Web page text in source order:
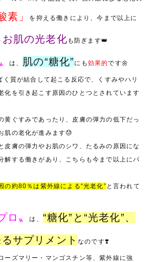
素」 を抑える働きにより、今まで以上に
肌の光老化 も防ぎます👑
は、 肌の“糖化” にも 効果的です🌼
く質が結合して起こる反応で、
くすみやハリ
化を引き起こす原因のひとつとされています
黄ぐすみであったり、皮膚の弾力の低下だっ
肌の老化が進みます😓
皮膚の弾力やお肌のシワ、たるみの原因にな
解する働きがあり、こちらも今まで以上にパ
の約80 ％は紫外線による“光老化” と言われて
ロ〟は、 “糖化” と “光老化”、
サプリメント なのです❣️
ーズマリー・マンゴスチン等、紫外線に強